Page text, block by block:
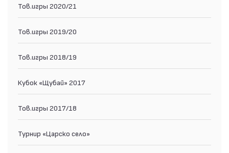
Тов.игры 2020/21
Тов.игры 2019/20
Тов.игры 2018/19
Кубок «Щубай» 2017
Тов.игры 2017/18
Турнир «Царско село»